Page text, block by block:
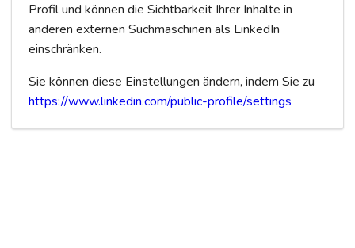
Profil und können die Sichtbarkeit Ihrer Inhalte in
anderen externen Suchmaschinen als LinkedIn
einschränken.
Sie können diese Einstellungen ändern, indem Sie zu
https://www.linkedin.com/public-profile/settings